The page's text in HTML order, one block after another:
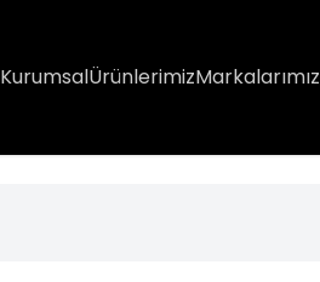
KurumsalÜrünlerimizMarkalarımız